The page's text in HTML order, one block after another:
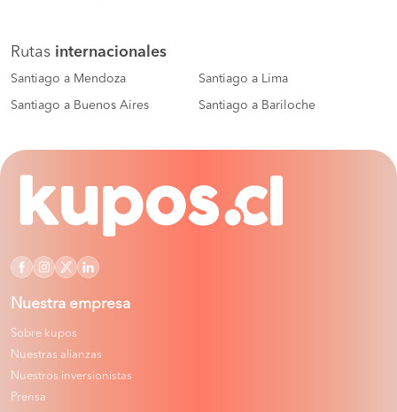
Rutas internacionales
Santiago a Mendoza Santiago a Lima
Santiago a Buenos Aires Santiago a Bariloche
Nuestra empresa
Sobre kupos
Nuestras alianzas
Nuestros inversionistas
Prensa